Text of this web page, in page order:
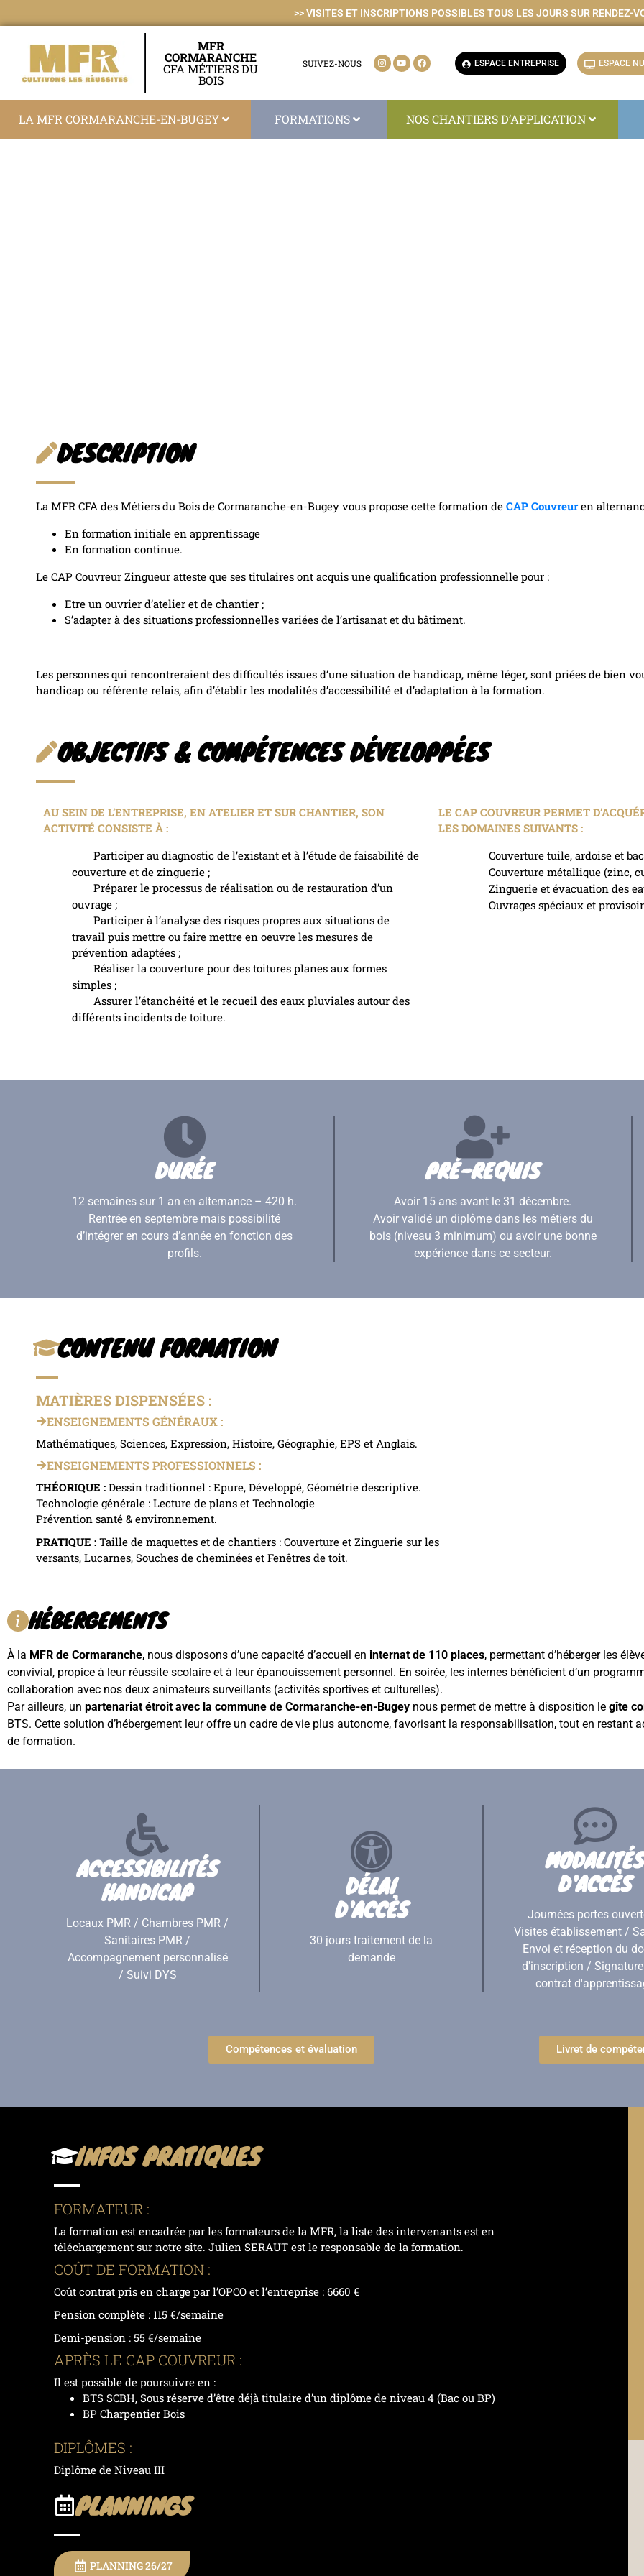
>>VISITES ET INSCRIPTIONS POSSIBLES TOUS LES JOURS SUR RENDEZ-
MFR
CORMARANCHE
CFA MÉTIERS DU
BOIS
SUIVEZ-NOUS ESPACE ENTREPRISE ESPACE
LA MFR CORMARANCHE-EN-BUGEY FORMATIONS NOS CHANTIERS D’APPLICATION
DESCRIPTION
La MFR CFA des Métiers du Bois de Cormaranche-en-Bugey vous propose cette formation de CAP Couvreuren
En formation initiale en apprentissage
En formation continue.
Le CAP Couvreur Zingueur atteste que ses titulaires ont acquis une qualification professionnelle pour :
Etre un ouvrier d’atelier et de chantier ;
S’adapter à des situations professionnelles variées de l’artisanat et du bâtiment.
Les personnes qui rencontreraient des difficultés issues d’une situation de handicap, même léger, sont priées de bien
handicap ou référente relais, afin d’établir les modalités d’accessibilité et d’adaptation à la formation.
OBJECTIFS & COMPÉTENCES DÉVELOPPÉES
AU SEIN DE L’ENTREPRISE, EN ATELIER ET SUR CHANTIER, SON
ACTIVITÉ CONSISTE À :
Participer au diagnostic de l’existant et à l’étude de faisabilité de
couverture et de zinguerie ;
Préparer le processus de réalisation ou de restauration d’un
ouvrage ;
Participer à l’analyse des risques propres aux situations de
travail puis mettre ou faire mettre en oeuvre les mesures de
prévention adaptées ;
Réaliser la couverture pour des toitures planes aux formes
simples ;
Assurer l’étanchéité et le recueil des eaux pluviales autour des
différents incidents de toiture.
LE CAP COUVREUR PERMET
LES DOMAINES SUIVANTS :
Couverture tuile, ardoise et
Couverture métallique (zinc,
Zinguerie et évacuation des
Ouvrages spéciaux et
DURÉE
12 semaines sur 1 an en alternance – 420 h.
Rentrée en septembre mais possibilité
d’intégrer en cours d’année en fonction des
profils.
PRÉ-REQUIS
Avoir 15 ans avant le 31 décembre.
Avoir validé un diplôme dans les métiers du
bois (niveau 3 minimum) ou avoir une bonne
expérience dans ce secteur.
CONTENU FORMATION
MATIÈRES DISPENSÉES :
ENSEIGNEMENTS GÉNÉRAUX :
Mathématiques, Sciences, Expression, Histoire, Géographie, EPS et Anglais.
ENSEIGNEMENTS PROFESSIONNELS :
THÉORIQUE : Dessin traditionnel : Epure, Développé, Géométrie descriptive.
Technologie générale : Lecture de plans et Technologie
Prévention santé & environnement.
PRATIQUE : Taille de maquettes et de chantiers : Couverture et Zinguerie sur les
versants, Lucarnes, Souches de cheminées et Fenêtres de toit.
HÉBERGEMENTS
À la MFR de Cormaranche, nous disposons d’une capacité d’accueil en internat de 110 places, permettant d’héberger les
convivial, propice à leur réussite scolaire et à leur épanouissement personnel. En soirée, les internes bénéficient d’un
collaboration avec nos deux animateurs surveillants (activités sportives et culturelles).
Par ailleurs, un partenariat étroit avec la commune de Cormaranche-en-Bugey nous permet de mettre à disposition le gîte
BTS. Cette solution d’hébergement leur offre un cadre de vie plus autonome, favorisant la responsabilisation, tout en restant
de formation.
ACCESSIBILITÉS
HANDICAP
Locaux PMR / Chambres PMR /
Sanitaires PMR /
Accompagnement personnalisé
/ Suivi DYS
DÉLAI
D'ACCÈS
30 jours traitement de la
demande
MODALITÉS
D'ACCÈS
Journées portes
Visites établissement /
Envoi et réception du
d'inscription /
contrat
Compétences et évaluation Livret de
INFOS PRATIQUES
FORMATEUR :
La formation est encadrée par les formateurs de la MFR, la liste des intervenants est en
téléchargement sur notre site. Julien SERAUT est le responsable de la formation.
COÛT DE FORMATION :
Coût contrat pris en charge par l’OPCO et l’entreprise : 6660 €
Pension complète : 115 €/semaine
Demi-pension : 55 €/semaine
APRÈS LE CAP COUVREUR :
Il est possible de poursuivre en :
BTS SCBH, Sous réserve d’être déjà titulaire d’un diplôme de niveau 4 (Bac ou BP)
BP Charpentier Bois
DIPLÔMES :
Diplôme de Niveau III
PLANNINGS
PLANNING 26/27